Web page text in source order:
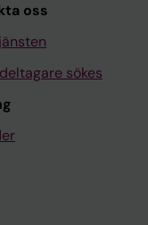
oss
sökes